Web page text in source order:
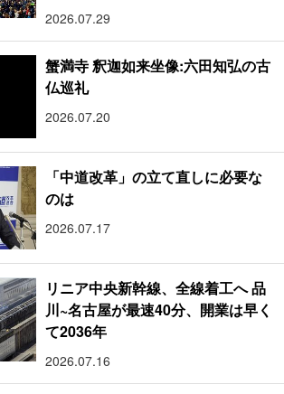
2026.07.29
蟹満寺 釈迦如来坐像:六田知弘の古
仏巡礼
2026.07.20
「中道改革」の立て直しに必要な
のは
2026.07.17
リニア中央新幹線、全線着工へ 品
川~名古屋が最速40分、開業は早く
て2036年
2026.07.16